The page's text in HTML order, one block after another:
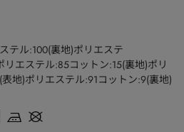
テル:100(裏地)ポリエステ
リエステル:85コットン:15(裏地)ポリ
地)ポリエステル:91コットン:9(裏地)